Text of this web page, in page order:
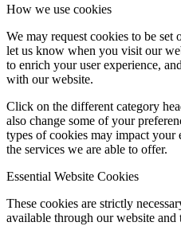
How we use cookies
We may request cookies to be
let us know when you visit our
to enrich your user experience,
with our website.
Click on the different category
also change some of your
types of cookies may impact your
the services we are able to offer.
Essential Website Cookies
These cookies are strictly
available through our website and